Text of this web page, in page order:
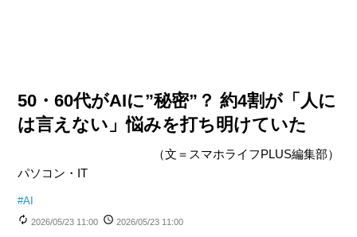
50・60代がAIに”秘密”？ 約4割が「人に
は言えない」悩みを打ち明けていた
（文＝スマホライフPLUS編集部）
パソコン・IT
#AI
2026/05/23 11:00 2026/05/23 11:00